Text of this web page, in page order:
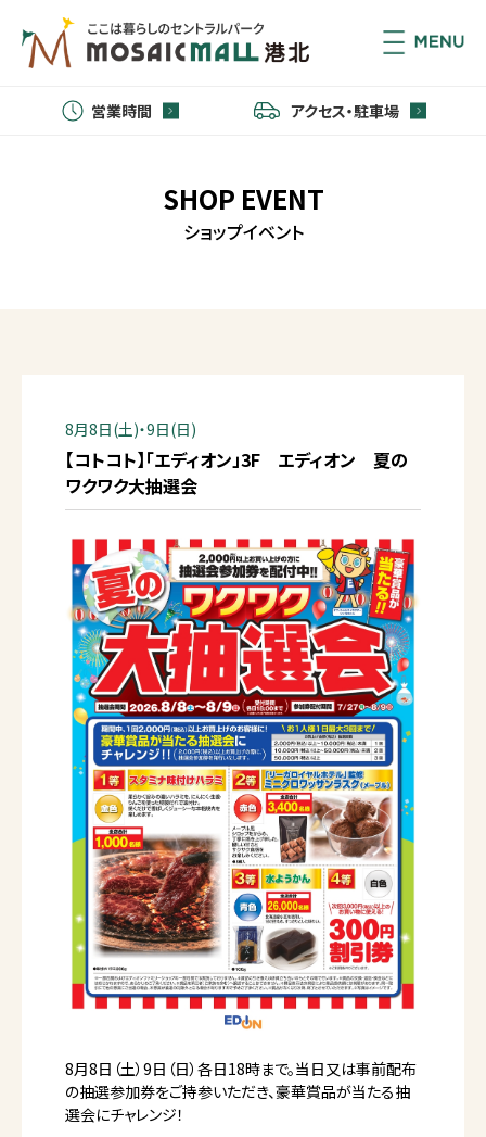
営業時間 アクセス・駐車場
SHOP EVENT
ショップイベント
8月8日(土)・9日(日)
【コトコト】「エディオン」3F エディオン 夏の
ワクワク大抽選会
8月8日（土）9日（日）各日18時まで。当日又は事前配布
の抽選参加券をご持参いただき、豪華賞品が当たる抽
選会にチャレンジ！